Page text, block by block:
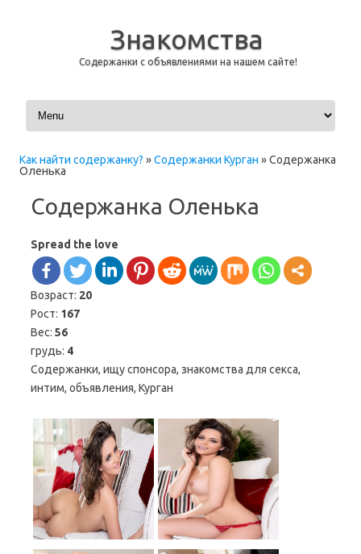
Знакомства
Содержанки с объявлениями на нашем сайте!
Перейти к содержимому
Как найти содержанку? »Содержанки Курган »Содержанка
Оленька
Содержанка Оленька
Spread the love
Возраст: 20
Рост: 167
Вес: 56
грудь: 4
Содержанки, ищу спонсора, знакомства для секса,
интим, объявления, Курган